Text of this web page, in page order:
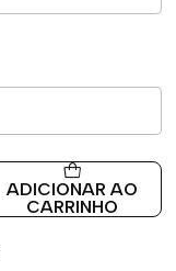
ADICIONAR AO
CARRINHO